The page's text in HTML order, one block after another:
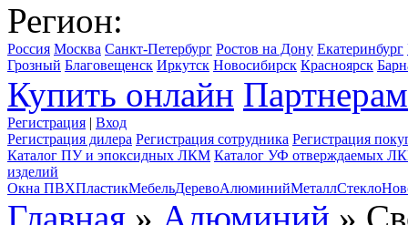
Регион:
Россия Москва Санкт-Петербург Ростов на Дону Екатеринбург
Грозный Благовещенск Иркутск Новосибирск Красноярск
Купить онлайн Партнерам
Регистрация | Вход
Регистрация дилера Регистрация сотрудника Регистрация
Каталог ПУ и эпоксидных ЛКМ Каталог УФ отверждаемых
изделий
Окна ПВХПластикМебельДеревоАлюминийМеталлСтекло